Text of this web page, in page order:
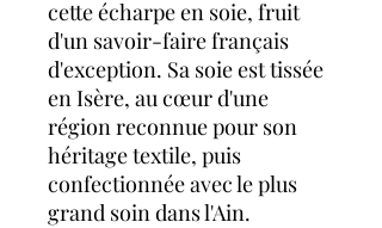
cette écharpe en soie, fruit
d'un savoir-faire français
d'exception. Sa soie est tissée
en Isère, au cœur d'une
région reconnue pour son
héritage textile, puis
confectionnée avec le plus
grand soin dans l'Ain.